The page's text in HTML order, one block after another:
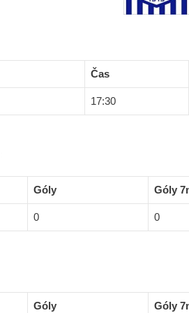
Čas
17:30
Góly Góly
0 0
Góly Góly